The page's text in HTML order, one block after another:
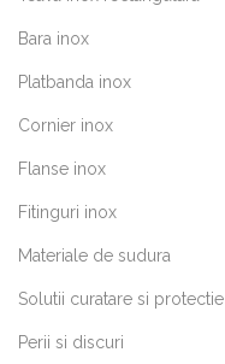
Bara inox
Platbanda inox
Cornier inox
Flanse inox
Fitinguri inox
Materiale de sudura
Solutii curatare si protectie
Perii si discuri